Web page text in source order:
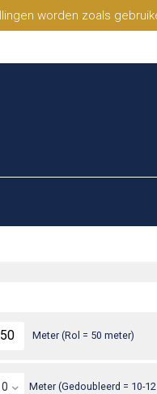
worden zoals
Meter (Rol = 50 meter)
Meter (Gedoubleerd = 10-